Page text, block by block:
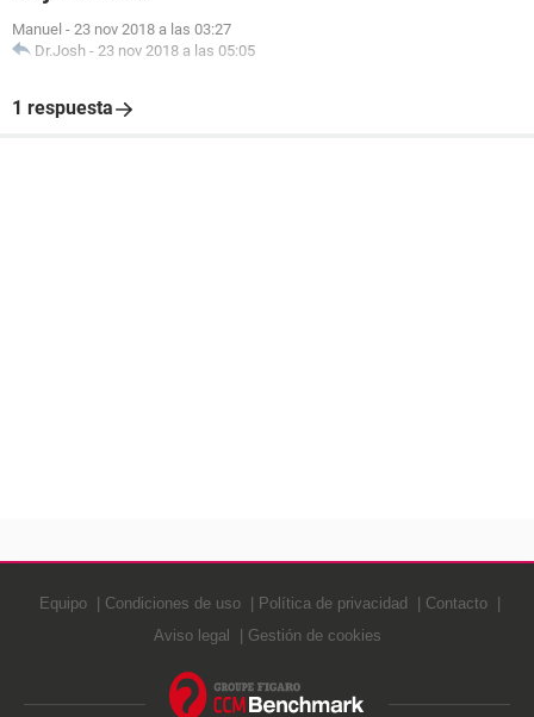
Manuel - 23 nov 2018 a las 03:27
Dr.Josh - 23 nov 2018 a las 05:05
1 respuesta
Equipo Condiciones de uso Política de privacidad
Contacto
Aviso legal
Gestión de cookies